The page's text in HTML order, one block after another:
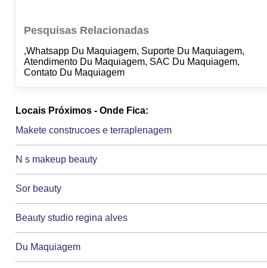
Pesquisas Relacionadas
,Whatsapp Du Maquiagem, Suporte Du Maquiagem,
Atendimento Du Maquiagem, SAC Du Maquiagem,
Contato Du Maquiagem
Locais Próximos - Onde Fica:
Makete construcoes e terraplenagem
N s makeup beauty
Sor beauty
Beauty studio regina alves
Du Maquiagem